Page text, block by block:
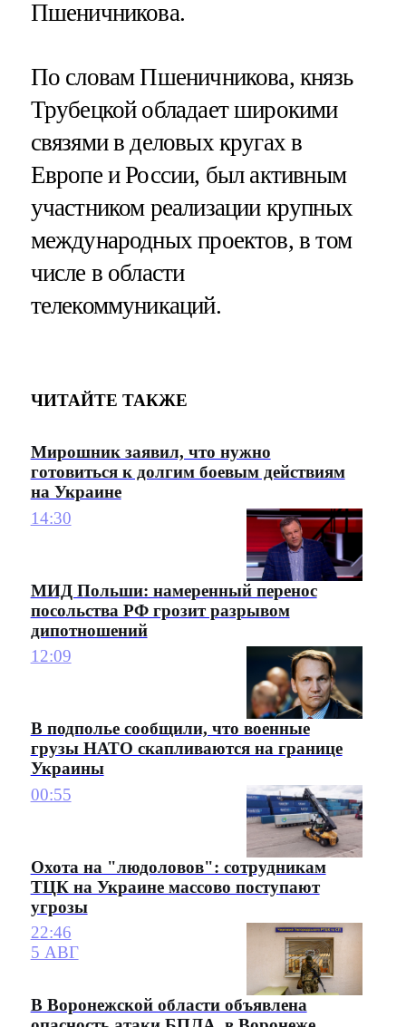
Пшеничникова.
По словам Пшеничникова, князь
Трубецкой обладает широкими
связями в деловых кругах в
Европе и России, был активным
участником реализации крупных
международных проектов, в том
числе в области
телекоммуникаций.
ЧИТАЙТЕ ТАКЖЕ
Мирошник заявил, что нужно
готовиться к долгим боевым действиям
на Украине
14:30
МИД Польши: намеренный перенос
посольства РФ грозит разрывом
дипотношений
12:09
В подполье сообщили, что военные
грузы НАТО скапливаются на границе
Украины
00:55
Охота на "людоловов": сотрудникам
ТЦК на Украине массово поступают
угрозы
22:46
5 АВГ
В Воронежской области объявлена